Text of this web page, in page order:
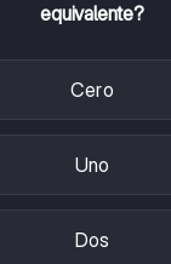
equivalente?
Cero
Uno
Dos